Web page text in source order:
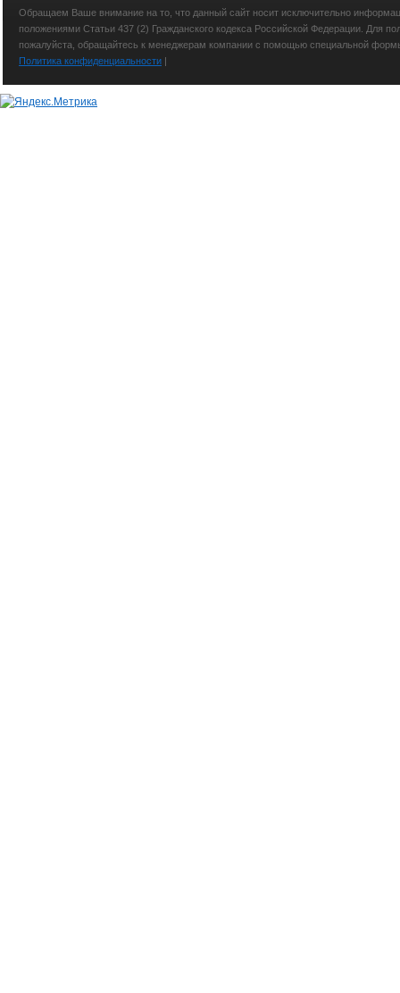
Обращаем Ваше внимание на то, что данный сайт носит исключительно
положениями Статьи 437 (2) Гражданского кодекса Российской Федерации. Для
пожалуйста, обращайтесь к менеджерам компании с помощью специальной
Политика конфиденциальности |